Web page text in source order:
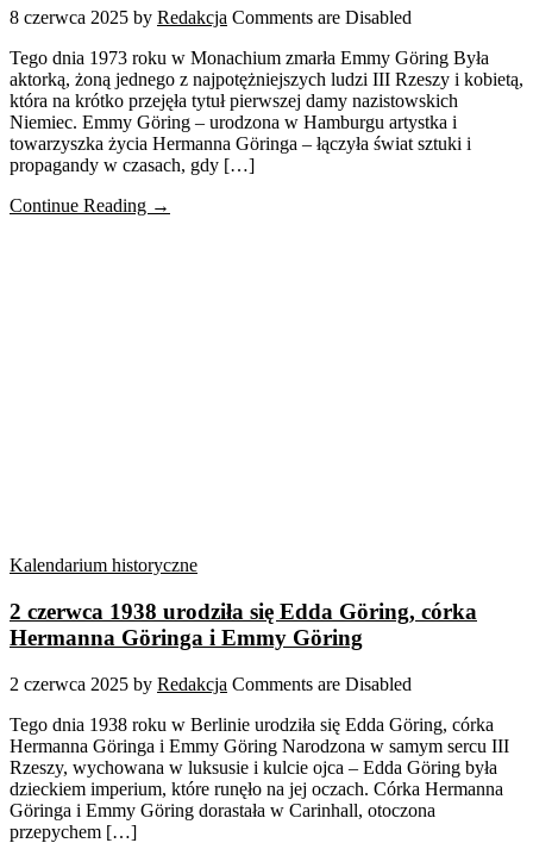
8 czerwca 2025 by Redakcja Comments are Disabled
Tego dnia 1973 roku w Monachium zmarła Emmy Göring Była
aktorką, żoną jednego z najpotężniejszych ludzi III Rzeszy i kobietą,
która na krótko przejęła tytuł pierwszej damy nazistowskich
Niemiec. Emmy Göring – urodzona w Hamburgu artystka i
towarzyszka życia Hermanna Göringa – łączyła świat sztuki i
propagandy w czasach, gdy […]
Continue Reading →
Kalendarium historyczne
2 czerwca 1938 urodziła się Edda Göring, córka
Hermanna Göringa i Emmy Göring
2 czerwca 2025 by Redakcja Comments are Disabled
Tego dnia 1938 roku w Berlinie urodziła się Edda Göring, córka
Hermanna Göringa i Emmy Göring Narodzona w samym sercu III
Rzeszy, wychowana w luksusie i kulcie ojca – Edda Göring była
dzieckiem imperium, które runęło na jej oczach. Córka Hermanna
Göringa i Emmy Göring dorastała w Carinhall, otoczona
przepychem […]